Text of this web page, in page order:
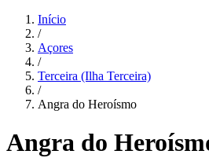
Início
/
Açores
/
Terceira (Ilha Terceira)
/
Angra do Heroísmo
Angra do